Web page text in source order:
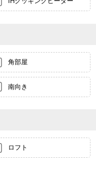
角部屋
南向き
ロフト